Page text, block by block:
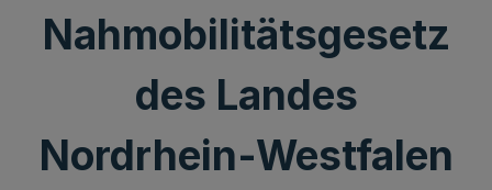
Nahmobilitätsgesetz
des Landes
Nordrhein-Westfalen